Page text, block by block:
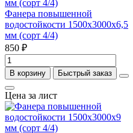
Фанера повышенной
водостойкости 1500х3000х6,5
мм (сорт 4/4)
850 ₽
В корзину Быстрый заказ
Цена за лист